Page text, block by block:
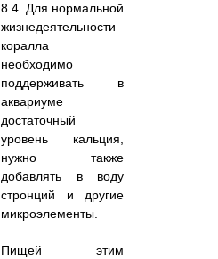
8.4. Для нормальной
жизнедеятельности
коралла
необходимо
поддерживать в
аквариуме
достаточный
уровень кальция,
нужно также
добавлять в воду
стронций и другие
микроэлементы.
Пищей этим